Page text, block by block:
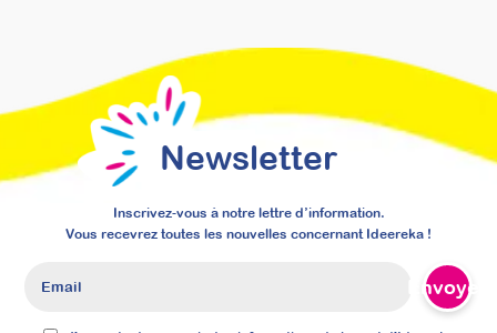
Newsletter
Inscrivez-vous à notre lettre d’information.
Vous recevrez toutes les nouvelles concernant Ideereka !
Envoyer